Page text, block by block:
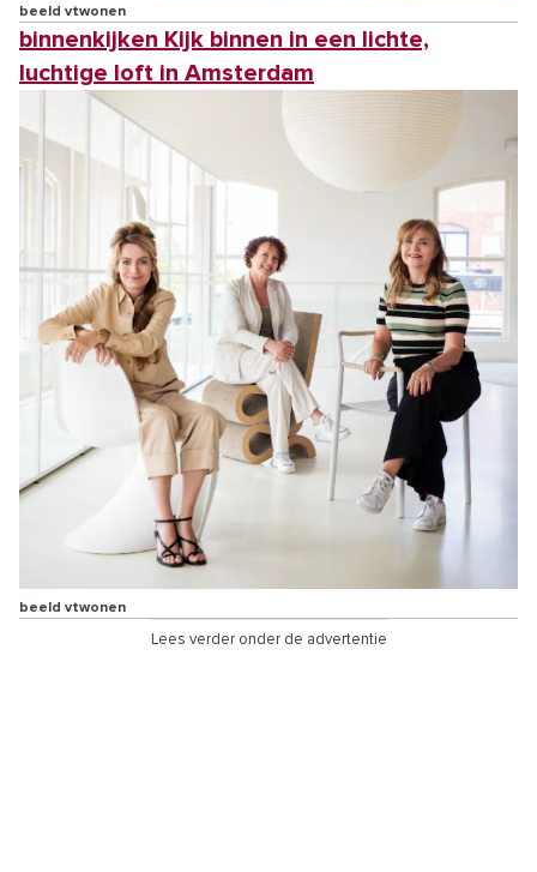
beeld vtwonen
binnenkijken Kijk binnen in een lichte,
luchtige loft in Amsterdam
beeld vtwonen
Lees verder onder de advertentie